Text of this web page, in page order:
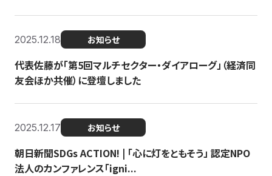
2025.12.18 お知らせ
代表佐藤が「第5回マルチセクター・ダイアローグ」（経済同
友会ほか共催）に登壇しました
2025.12.17 お知らせ
朝日新聞SDGs ACTION! | 「心に灯をともそう」 認定NPO
法人のカンファレンス「igni...